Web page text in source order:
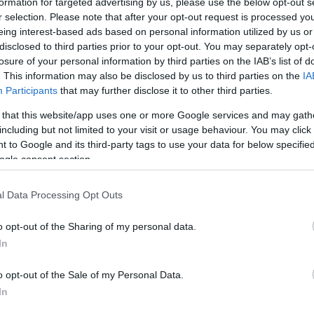
selection. Please note that after your opt-out request is processed
interest-based ads based on personal information utilized by us
to third parties prior to your opt-out. You may separately
of your personal information by third parties on the IAB’s list of
This information may also be disclosed by us to third parties on the
Participants that may further disclose it to other third parties.
that this website/app uses one or more Google services and may
but not limited to your visit or usage behaviour. You may
to Google and its third-party tags to use your data for below
consent section.
Data Processing Opt Outs
opt-out of the Sharing of my personal data.
opt-out of the Sale of my Personal Data.
em parceria com o Mesclarte'23, irá
ao Empreendedorismo e Indústria
de 2023, das 9 às 13 horas, na
de Programação Neurolinguística,
familiares a formadora promete
técnicas para o mundo do
Novembro, através de mensagem para o